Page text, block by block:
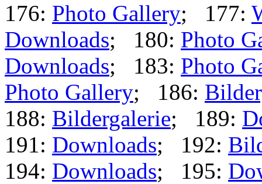
176: Photo Gallery; 177:
Downloads; 180: Photo
Downloads; 183: Photo
Photo Gallery; 186:
188: Bildergalerie; 189:
191: Downloads; 192:
194: Downloads; 195: